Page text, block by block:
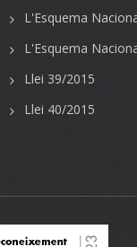
L'Esquema
L'Esquema
Llei 39/2015
Llei 40/2015